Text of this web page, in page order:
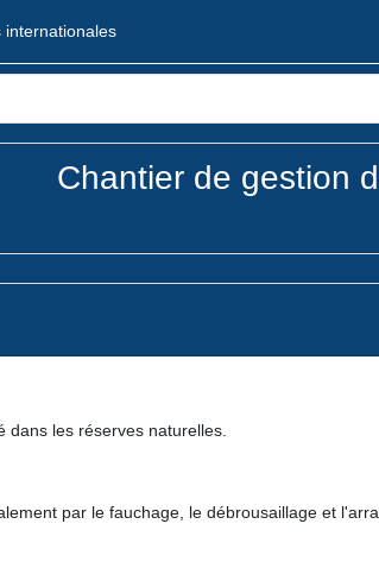
internationales
Chantier de gestion
dans les réserves naturelles.
par le fauchage, le débrousaillage et